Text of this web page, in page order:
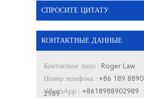
СПРОСИТЕ ЦИТАТУ
КОНТАКТНЫЕ ДАННЫЕ
Контактное лицо : Roger Law
Номер телефона : +86 189 8890
2989
WhatsApp : +8618988902989